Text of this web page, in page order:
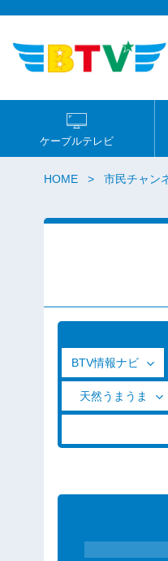
ケーブルテレビ
HOME 市民チャン
BTV情報ナビ
天然うまうま